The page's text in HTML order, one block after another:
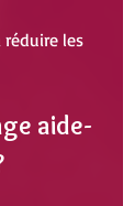
les
aide-